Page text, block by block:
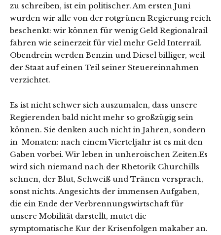
zu schreiben, ist ein politischer. Am ersten Juni
wurden wir alle von der rotgrünen Regierung reich
beschenkt: wir können für wenig Geld Regionalrail
fahren wie seinerzeit für viel mehr Geld Interrail.
Obendrein werden Benzin und Diesel billiger, weil
der Staat auf einen Teil seiner Steuereinnahmen
verzichtet.
Es ist nicht schwer sich auszumalen, dass unsere
Regierenden bald nicht mehr so großzügig sein
können. Sie denken auch nicht in Jahren, sondern
in Monaten: nach einem Vierteljahr ist es mit den
Gaben vorbei. Wir leben in unheroischen Zeiten.Es
wird sich niemand nach der Rhetorik Churchills
sehnen, der Blut, Schweiß und Tränen versprach,
sonst nichts. Angesichts der immensen Aufgaben,
die ein Ende der Verbrennungswirtschaft für
unsere Mobilität darstellt, mutet die
symptomatische Kur der Krisenfolgen makaber an.